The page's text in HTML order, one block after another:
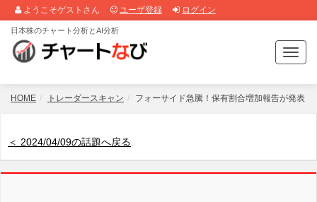
ようこそゲストさん ユーザ登録 ログイン
T
o
g
g
日本株のチャート分析とAI分析
HOME トレーダースキャン フォーサイド急騰！保有割合増加報告が発表
＜ 2024/04/09の話題へ戻る